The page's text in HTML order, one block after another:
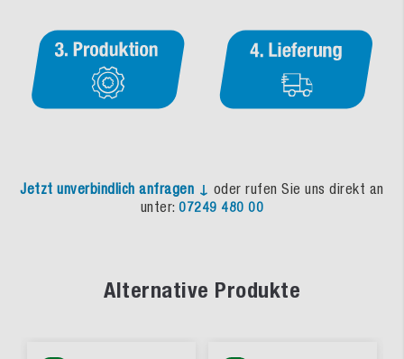
Jetzt unverbindlich anfragen ↓ oder rufen Sie uns direkt an
unter:07249 480 00
Alternative Produkte